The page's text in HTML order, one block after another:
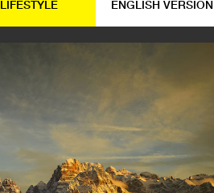
LIFESTYLE ENGLISH VERSION